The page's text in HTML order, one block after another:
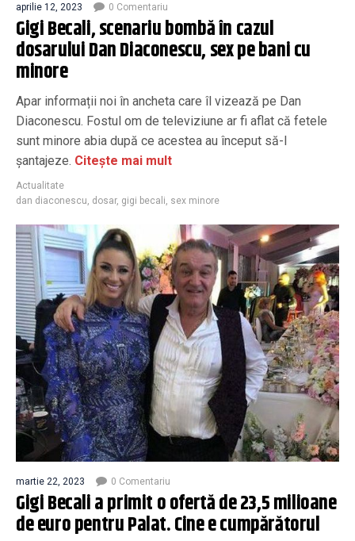
aprilie 12, 2023 0 Comentariu
Gigi Becali, scenariu bombă în cazul
dosarului Dan Diaconescu, sex pe bani cu
minore
Apar informații noi în ancheta care îl vizează pe Dan
Diaconescu. Fostul om de televiziune ar fi aflat că fetele
sunt minore abia după ce acestea au început să-l
șantajeze. Citește mai mult
Actualitate
dan diaconescu dosar, gigi becali sex minore
martie 22, 2023 0 Comentariu
Gigi Becali a primit o ofertă de 23,5 milioane
de euro pentru Palat. Cine e cumpărătorul